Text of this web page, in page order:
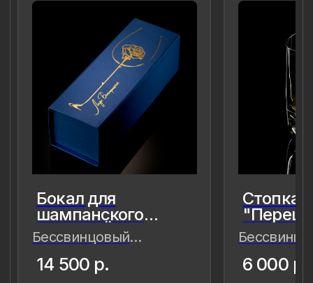
8 (981) 961-85-78
ladulja@gmail.com
Публичная оферта
Пользовательское соглашение
Политика конфиденциальности